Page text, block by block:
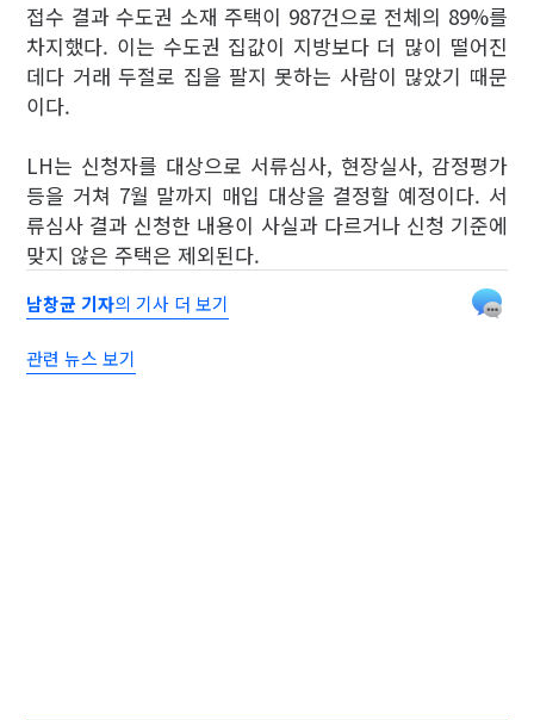
접수 결과 수도권 소재 주택이 987건으로 전체의 89%를
차지했다. 이는 수도권 집값이 지방보다 더 많이 떨어진
데다 거래 두절로 집을 팔지 못하는 사람이 많았기 때문
이다.
LH는 신청자를 대상으로 서류심사, 현장실사, 감정평가
등을 거쳐 7월 말까지 매입 대상을 결정할 예정이다. 서
류심사 결과 신청한 내용이 사실과 다르거나 신청 기준에
맞지 않은 주택은 제외된다.
남창균 기자의 기사 더 보기
관련 뉴스 보기